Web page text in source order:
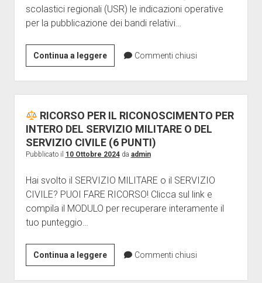
scolastici regionali (USR) le indicazioni operative
per la pubblicazione dei bandi relativi…
Continua a leggere24
mesi
ata
Commenti chiusi
RICORSO PER IL RICONOSCIMENTO PER
INTERO DEL SERVIZIO MILITARE O DEL
SERVIZIO CIVILE (6 PUNTI)
Pubblicato il 10 Ottobre 2024da admin
Hai svolto il SERVIZIO MILITARE o il SERVIZIO
CIVILE? PUOI FARE RICORSO! Clicca sul link e
compila il MODULO per recuperare interamente il
tuo punteggio…
Continua a leggere
RICORSO
Commenti chiusi